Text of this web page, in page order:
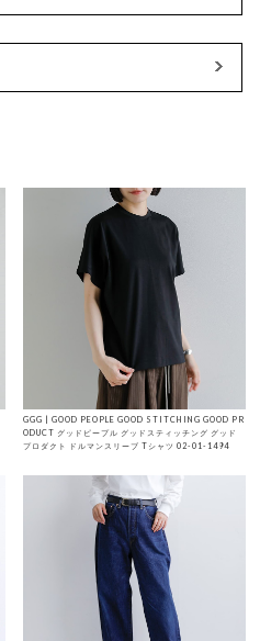
GGG | GOOD PEOPLE GOOD STITCHING GOOD PR
ODUCT グッドピープル グッドスティッチング グッド
プロダクト ドルマンスリーブ Tシャツ 02-01-1494